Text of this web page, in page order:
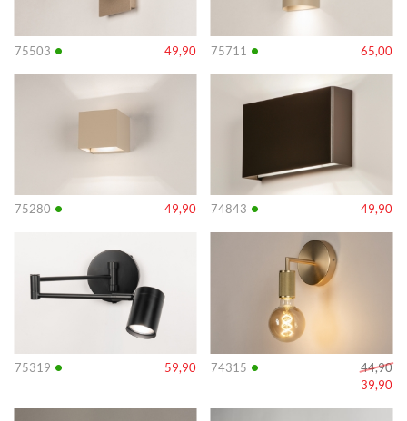
75503 • 49,90 75711 • 65,00
75280 • 49,90
Info
74843 • 49,90
Info
75319 • 59,90 74315 •
44,90
39,90
Info
Info Info